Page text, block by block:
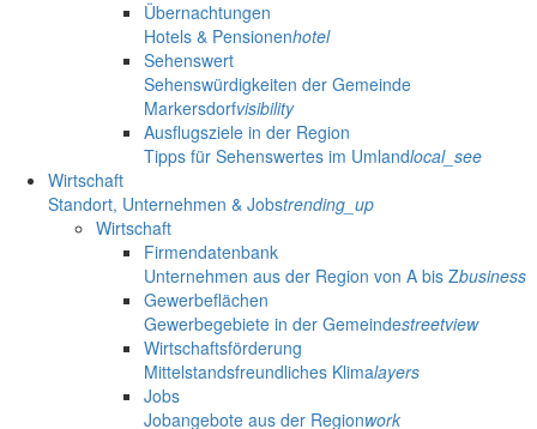
Übernachtungen
Hotels & Pensionenhotel
Sehenswert
Sehenswürdigkeiten der Gemeinde
Markersdorfvisibility
Ausflugsziele in der Region
Tipps für Sehenswertes im Umlandlocal_see
Wirtschaft
Standort, Unternehmen & Jobstrending_up
Wirtschaft
Firmendatenbank
Unternehmen aus der Region von A bis Zbusiness
Gewerbeflächen
Gewerbegebiete in der Gemeindestreetview
Wirtschaftsförderung
Mittelstandsfreundliches Klimalayers
Jobs
Jobangebote aus der Regionwork